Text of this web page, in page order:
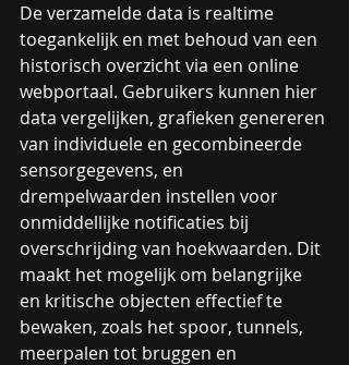
De verzamelde data is realtime
toegankelijk en met behoud van een
historisch overzicht via een online
webportaal. Gebruikers kunnen hier
data vergelijken, grafieken genereren
van individuele en gecombineerde
sensorgegevens, en
drempelwaarden instellen voor
onmiddellijke notificaties bij
overschrijding van hoekwaarden. Dit
maakt het mogelijk om belangrijke
en kritische objecten effectief te
bewaken, zoals het spoor, tunnels,
meerpalen tot bruggen en